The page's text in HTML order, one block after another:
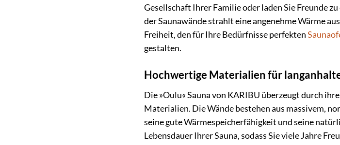
Gesellschaft Ihrer Familie oder laden Sie Freunde
der Saunawände strahlt eine angenehme Wärme
Freiheit, den für Ihre Bedürfnisse perfekten
gestalten.
Hochwertige Materialien für
Die »Oulu« Sauna von KARIBU überzeugt durch
Materialien. Die Wände bestehen aus massivem,
seine gute Wärmespeicherfähigkeit und seine
Lebensdauer Ihrer Sauna, sodass Sie viele Jahre